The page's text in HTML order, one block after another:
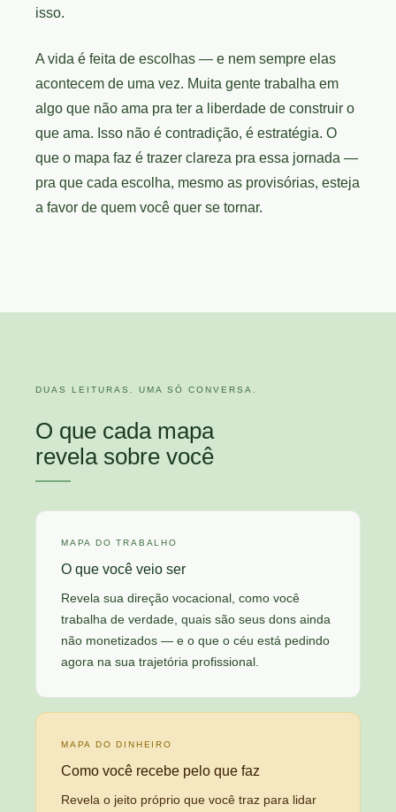
isso.
A vida é feita de escolhas — e nem sempre elas
acontecem de uma vez. Muita gente trabalha em
algo que não ama pra ter a liberdade de construir o
que ama. Isso não é contradição, é estratégia. O
que o mapa faz é trazer clareza pra essa jornada —
pra que cada escolha, mesmo as provisórias, esteja
a favor de quem você quer se tornar.
DUAS LEITURAS. UMA SÓ CONVERSA.
O que cada mapa
revela sobre você
MAPA DO TRABALHO
O que você veio ser
Revela sua direção vocacional, como você
trabalha de verdade, quais são seus dons ainda
não monetizados — e o que o céu está pedindo
agora na sua trajetória profissional.
MAPA DO DINHEIRO
Como você recebe pelo que faz
Revela o jeito próprio que você traz para lidar